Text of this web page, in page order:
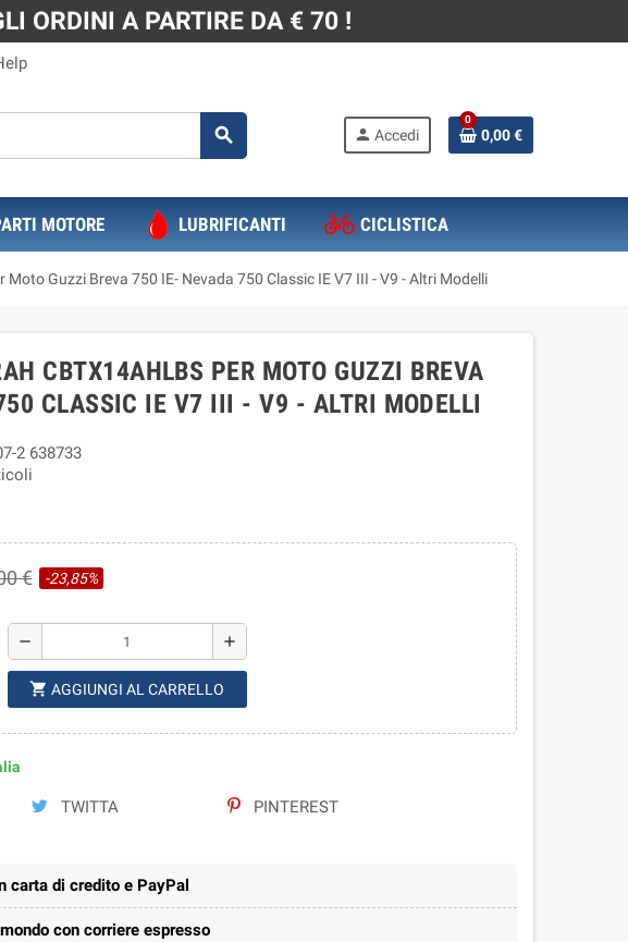
ORDINI A PARTIRE DA € 70 !
search person Accedi
0
0,00 €
MOTORE LUBRIFICANTI CICLISTICA
Guzzi Breva 750 IE- Nevada 750 Classic IE V7 III - V9 - Altri Modelli
CBTX14AHLBS PER MOTO GUZZI BREVA
CLASSIC IE V7 III - V9 - ALTRI MODELLI
2 638733
€ -23,85%
remove add
shopping_cart AGGIUNGI AL CARRELLO
TWITTA PINTEREST
carta di credito e PayPal
con corriere espresso